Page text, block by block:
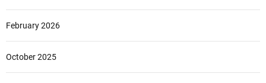
February 2026
October 2025